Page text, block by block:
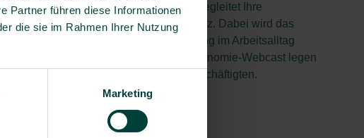
Partner führen diese Informationen
die sie im Rahmen Ihrer Nutzung
Marketing
einen ganzheitlichen Ansatz und begleitet Ihre
12 oder 24 Wochen direkt am Arbeitsplatz. Dabei wird das
Trinkverhalten und Bewegung im Arbeitsalltag
Webcast sowie ein Onboarding und Ergonomie-Webcast legen
Verhaltensveränderung Ihrer Beschäftigten.